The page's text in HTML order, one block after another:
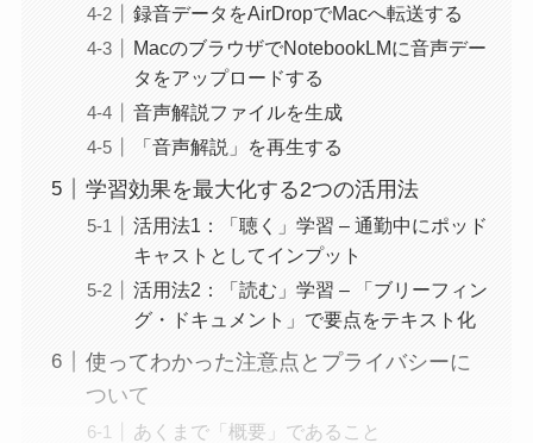
録音データをAirDropでMacへ転送する
MacのブラウザでNotebookLMに音声デー
タをアップロードする
音声解説ファイルを生成
「音声解説」を再生する
学習効果を最大化する2つの活用法
活用法1：「聴く」学習 – 通勤中にポッド
キャストとしてインプット
活用法2：「読む」学習 – 「ブリーフィン
グ・ドキュメント」で要点をテキスト化
使ってわかった注意点とプライバシーに
ついて
あくまで「概要」であること